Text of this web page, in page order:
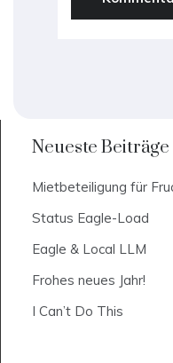
Neueste Beiträge
Mietbeteiligung für
Status Eagle-Load
Eagle & Local LLM
Frohes neues Jahr!
I Can’t Do This